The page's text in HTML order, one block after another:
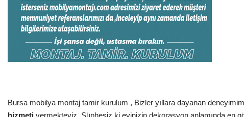
Bursa mobilya montaj tamir kurulum , Bizler yıllara dayanan